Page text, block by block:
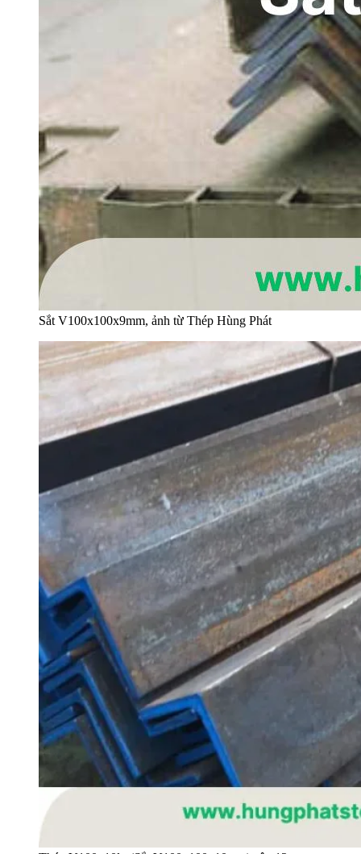
Sắt V100x100x9mm, ảnh từ Thép Hùng Phát